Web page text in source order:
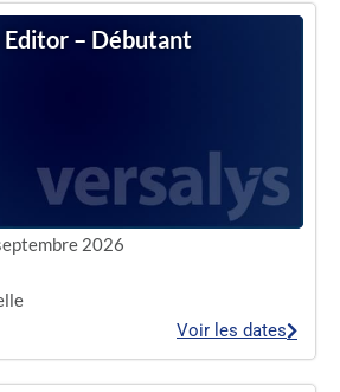
Editor – Débutant
2026
Voir les dates